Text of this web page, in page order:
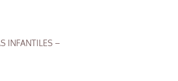
INFANTILES –